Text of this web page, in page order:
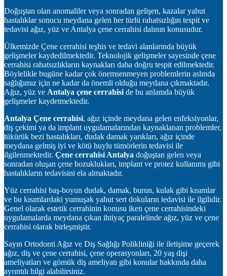
Doğuştan olan anomaliler veya sonradan gelişen, kazalar yahut
hastalıklar sonucu meydana gelen her türlü rahatsızlığın tespit ve
tedavisi ağız, yüz ve Antalya çene cerrahisi dalının konusudur.
Ülkemizde Çene cerrahisi teşhis ve tedavi alanlarında büyük
gelişmeler kaydedilmektedir. Teknolojik gelişmeler sayesinde çene
cerrahisi rahatsızlıkların kaynakları daha doğru tespit edilmektedir.
Böylelikle bugüne kadar çok önemsenmeyen problemlerin aslında
sağlığımız için ne kadar da önemli olduğu meydana çıkmaktadır.
Ağız, yüz ve Antalya çene cerrahisi de bu anlamda büyük
gelişmeler kaydetmektedir.
Antalya Çene cerrahisi, ağız içinde meydana gelen enfeksiyonlar,
diş çekimi ya da implant uygulamalarından kaynaklanan problemler,
tükürük bezi hastalıkları, dudak damak yarıkları, ağız içinde
meydana gelmiş iyi ve kötü huylu tümörlerin tedavisi ile
ilgilenmektedir. Çene cerrahisi Antalya doğuştan gelen veya
sonradan oluşan çene bozuklukları, implant ve protez kullanımı gibi
hastalıkların tedavisini ela almaktadır.
Yüz cerrahisi baş-boyun dudak, damak, burun, kulak gibi kısımlar
ve bu kısımlardaki yumuşak yahut sert dokuların tedavisi ile ilgilidir.
Genel olarak estetik cerrahinin konusu iken çene cerrahisindeki
uygulamalarda meydana çıkan ihtiyaç paralelinde ağız, yüz ve çene
cerrahisi olarak birleşmiştir.
Sayın Ortodonti Ağız ve Diş Sağlığı Polikliniği ile iletişime geçerek
ağız, diş ve çene cerrahisi, çene operasyonları, 20 yaş dişi
ameliyatları ve gömük diş ameliyatı gibi konular hakkında daha
ayrıntılı bilgi alabilirsiniz.